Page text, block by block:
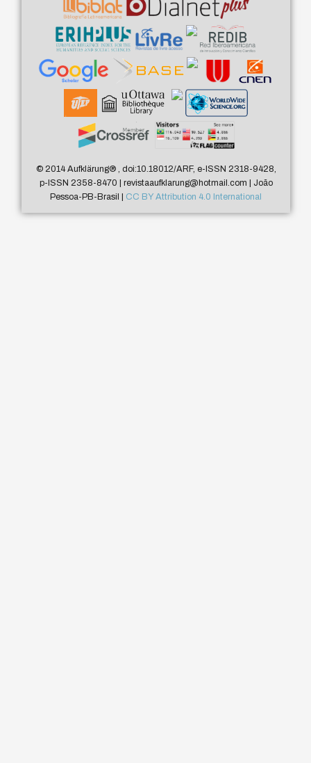
© 2014 Aufklärung®, doi:10.18012/ARF, e-ISSN 2318-9428,
p-ISSN 2358-8470 | revistaaufklarung@hotmail.com | João
Pessoa-PB-Brasil | CC BY Attribution 4.0 International